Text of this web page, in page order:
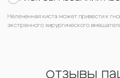
Нелеченная киста может привести к
экстренного хирургического
отзывы